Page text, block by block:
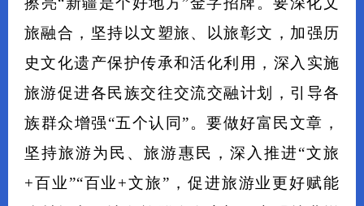
旅融合，坚持以文塑旅、以旅彰文，加强历
史文化遗产保护传承和活化利用，深入实施
旅游促进各民族交往交流交融计划，引导各
族群众增强“五个认同”。要做好富民文章，
坚持旅游为民、旅游惠民，深入推进“文旅
+百业”“百业+文旅”，促进旅游业更好赋能